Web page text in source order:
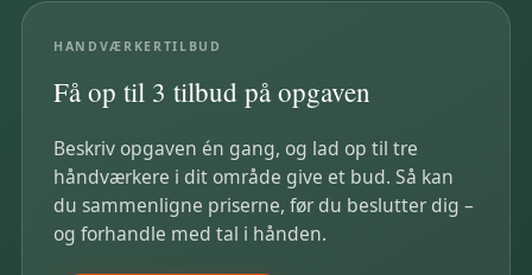
HÅNDVÆRKERTILBUD
Få op til 3 tilbud på opgaven
Beskriv opgaven én gang, og lad op til tre
håndværkere i dit område give et bud. Så kan
du sammenligne priserne, før du beslutter dig –
og forhandle med tal i hånden.